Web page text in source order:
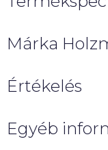
Márka
Értékelés
Egyéb